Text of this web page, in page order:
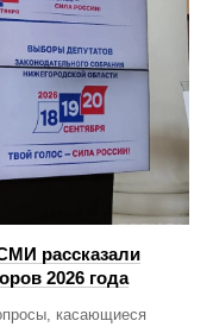
рассказали
2026 года
касающиеся